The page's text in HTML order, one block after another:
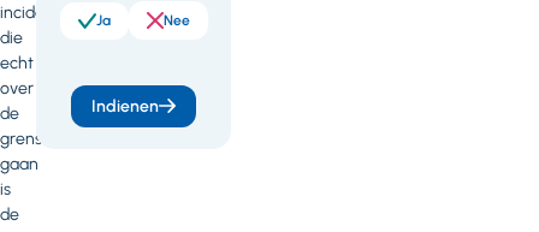
incidenten
die
echt
over
de
grens
gaan
is
de
meer
of
Ja Nee
Indienen